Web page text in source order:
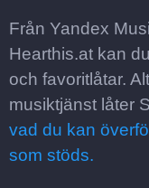
Från Yandex
Hearthis.at kan
och favoritlåtar.
musiktjänst låter
vad du kan
som stöds.